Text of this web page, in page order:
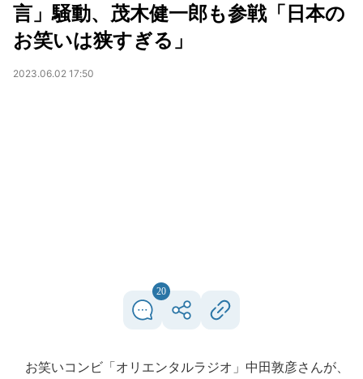
言」騒動、茂木健一郎も参戦「日本の
お笑いは狭すぎる」
2023.06.02 17:50
20
お笑いコンビ「オリエンタルラジオ」中田敦彦さんが、